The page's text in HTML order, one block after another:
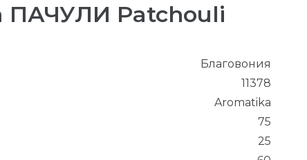
ПАЧУЛИ Patchouli
Благовония
11378
Aromatika
75
25